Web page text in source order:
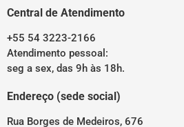
Central de Atendimento
+55 54 3223-2166
Atendimento pessoal:
seg a sex, das 9h às 18h.
Endereço (sede social)
Rua Borges de Medeiros, 676